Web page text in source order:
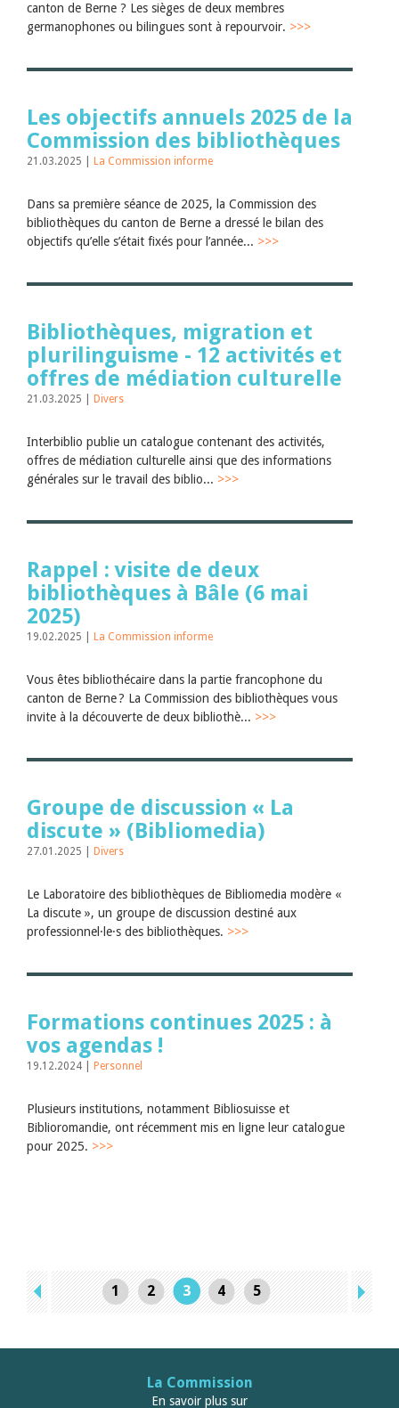
canton de Berne ? Les sièges de deux membres
germanophones ou bilingues sont à repourvoir. >>>
Les objectifs annuels 2025 de la
Commission des bibliothèques
21.03.2025 | La Commission informe
Dans sa première séance de 2025, la Commission des
bibliothèques du canton de Berne a dressé le bilan des
objectifs qu’elle s’était fixés pour l’année... >>>
Bibliothèques, migration et
plurilinguisme - 12 activités et
offres de médiation culturelle
21.03.2025 | Divers
Interbiblio publie un catalogue contenant des activités,
offres de médiation culturelle ainsi que des informations
générales sur le travail des biblio... >>>
Rappel : visite de deux
bibliothèques à Bâle (6 mai
2025)
19.02.2025 | La Commission informe
Vous êtes bibliothécaire dans la partie francophone du
canton de Berne ? La Commission des bibliothèques vous
invite à la découverte de deux bibliothè... >>>
Groupe de discussion « La
discute » (Bibliomedia)
27.01.2025 | Divers
Le Laboratoire des bibliothèques de Bibliomedia modère «
La discute », un groupe de discussion destiné aux
professionnel·le·s des bibliothèques. >>>
Formations continues 2025 : à
vos agendas !
19.12.2024 | Personnel
Plusieurs institutions, notamment Bibliosuisse et
Biblioromandie, ont récemment mis en ligne leur catalogue
pour 2025. >>>
1 2 3 4 5
La Commission
En savoir plus sur